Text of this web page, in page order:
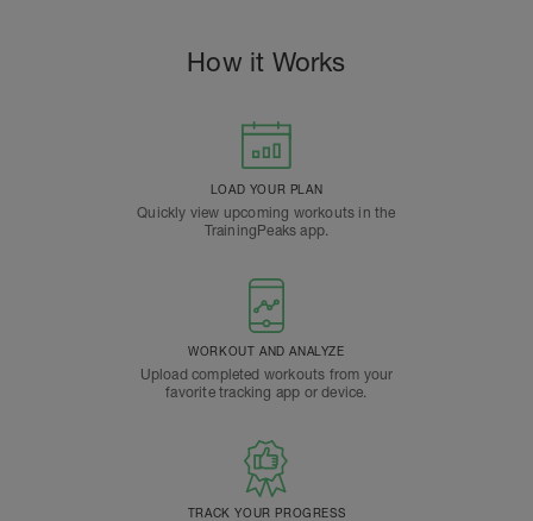
How it Works
LOAD YOUR PLAN
Quickly view upcoming workouts in the
TrainingPeaks app.
WORKOUT AND ANALYZE
Upload completed workouts from your
favorite tracking app or device.
TRACK YOUR PROGRESS